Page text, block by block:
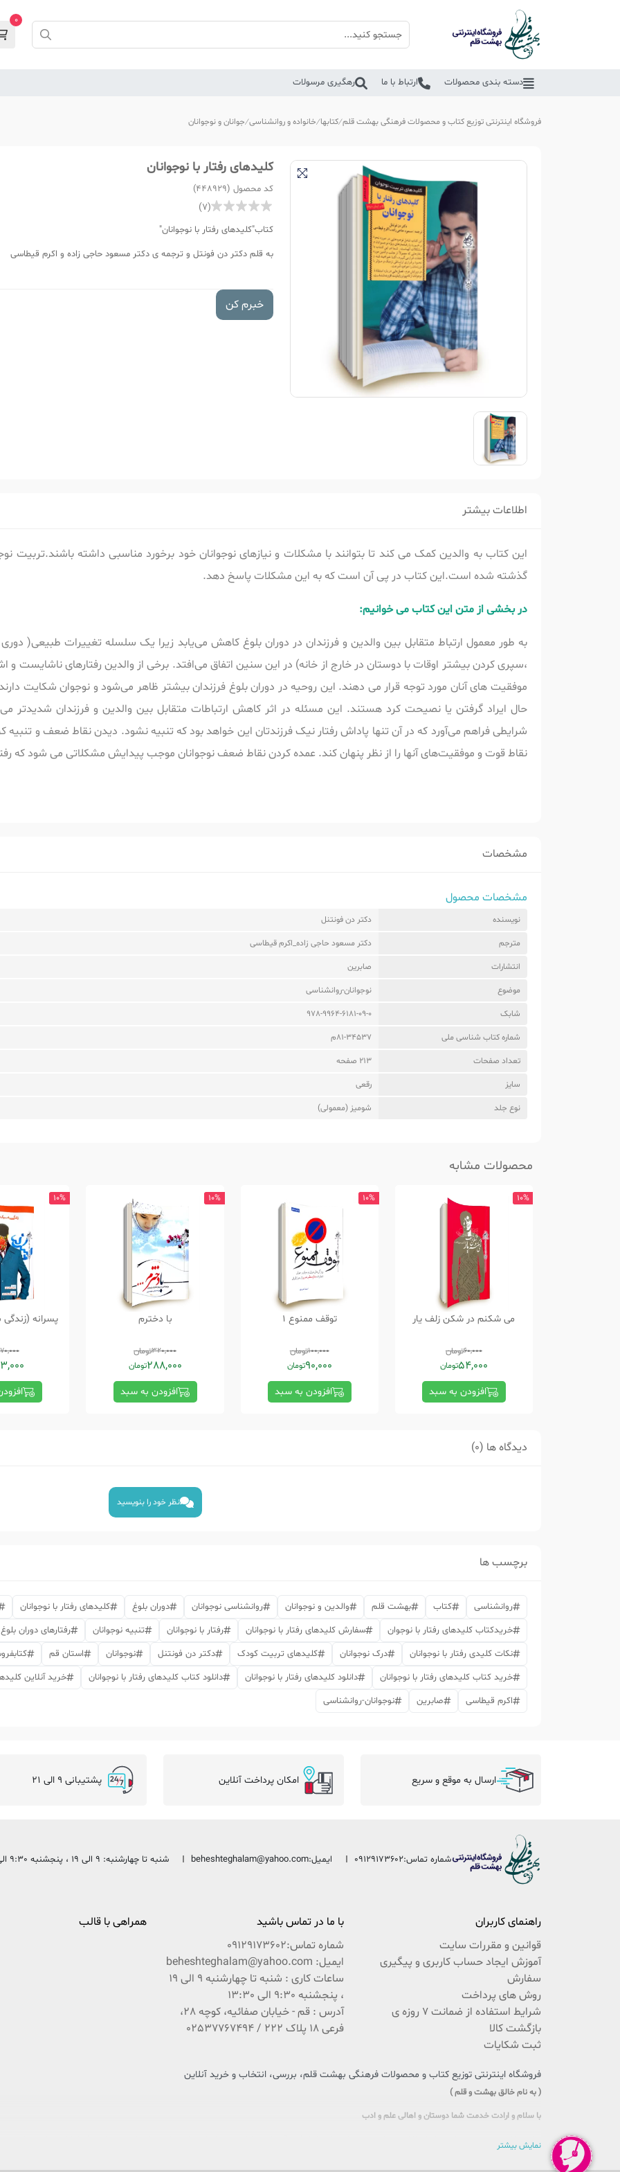
0
دسته بندی محصولات ارتباط با ما رهگیری مرسولات
فروشگاه اینترنتی توزیع کتاب و محصولات فرهنگی بهشت قلم کتابها خانواده و روانشناسی جوانان و نوجوانان
کلیدهای رفتار با نوجوانان
کد محصول (448929)
(7)
کتاب"کلیدهای رفتار با نوجوانان"
به قلم دکتر دن فونتل و ترجمه ی دکتر مسعود حاجی زاده و اکرم قیطاسی
خبرم کن
اطلاعات بیشتر
این کتاب به والدین کمک می کند تا بتوانند با مشکلات و نیازهای نوجوانان خود برخورد مناسبی داشته باشند.تربیت
گذشته شده است.این کتاب در پی آن است که به این مشکلات پاسخ دهد.
در بخشی از متن این کتاب می خوانیم:
به طور معمول ارتباط متقابل بین والدین و فرزندان در دوران بلوغ کاهش می‌یابد زیرا یک سلسله تغییرات طبیعی( دوری
،سپری کردن بیشتر اوقات با دوستان در خارج از خانه) در این سنین اتفاق می‌افتد. برخی از والدین رفتارهای ناشایست و
موفقیت های آنان مورد توجه قرار می دهند. این روحیه در دوران بلوغ فرزندان بیشتر ظاهر می‌شود و نوجوان شکایت
حال ایراد گرفتن یا نصیحت کرد هستند. این مسئله در اثر کاهش ارتباطات متقابل بین والدین و فرزندان شدیدتر
شرایطی فراهم می‌آورد که در آن تنها پاداش رفتار نیک فرزندتان این خواهد بود که تنبیه نشود. دیدن نقاط ضعف و تنبیه
نقاط قوت و موفقیت‌های آنها را از نظر پنهان کند. عمده کردن نقاط ضعف نوجوانان موجب پیدایش مشکلاتی می شود که
مشخصات
مشخصات محصول
نویسنده دکتر دن فونتنل
مترجم دکتر مسعود حاجی زاده_اکرم قیطاسی
انتشارات صابرین
موضوع نوجوانان-روانشناسی
شابک 978-9964-6181-09-0
شماره کتاب شناسی ملی 81-34537م
تعداد صفحات 213 صفحه
سایز رقعی
نوع جلد شومیز (معمولی)
محصولات مشابه
10%
می شکنم در شکن زلف یار
60,000تومان
54,000تومان
افزودن به سبد
10%
توقف ممنوع 1
100,000تومان
90,000تومان
افزودن به سبد
10%
با دخترم
320,000تومان
288,000تومان
افزودن به سبد
10%
پسرانه
70,000
دیدگاه ها (0)
نظر خود را بنویسید
برچسب ها
روانشناسی کتاب بهشت قلم والدین و نوجوانان روانشناسی نوجوانان دوران بلوغ کلیدهای رفتار با نوجوانان
خریدکتاب کلیدهای رفتار با نوجوان
سفارش کلیدهای رفتار با نوجوانان رفتار با نوجوانان تنبیه نوجوانان رفتارهای دوران بلوغ
نکات کلیدی رفتار با نوجوانان
درک نوجوانان کلیدهای تربیت کودک دکتر دن فونتنل نوجوانان استان قم
خرید کتاب کلیدهای رفتار با نوجوانان
دانلود کلیدهای رفتار با نوجوانان دانلود کتاب کلیدهای رفتار با نوجوانان خرید آنلاین
اکرم قیطاسی
صابرین نوجوانان-روانشناسی
ارسال به موقع و سریع امکان پرداخت آنلاین پشتیبانی 9 الی 21
شماره تماس:09129173602 ایمیل:beheshteghalam@yahoo.com شنبه تا چهارشنبه: 9 الی 19 ، پنجشنبه 9:30 الی 13:30
راهنمای کاربران
قوانین و مقررات سایت
آموزش ایجاد حساب کاربری و پیگیری
سفارش
روش های پرداخت
شرایط استفاده از ضمانت 7 روزه ی
بازگشت کالا
ثبت شکایات
با ما در تماس باشید
شماره تماس:09129173602
ایمیل: beheshteghalam@yahoo.com
ساعات کاری : شنبه تا چهارشنبه 9 الی 19
، پنجشنبه 9:30 الی 13:30
آدرس : قم - خیابان صفائیه، کوچه 28،
فرعی 18 پلاک 222 / 02537767494
همراهی با قالب
فروشگاه اینترنتی توزیع کتاب و محصولات فرهنگی بهشت قلم، بررسی، انتخاب و خرید آنلاین
( به نام خالق بهشت و قلم )
با سلام و ارادت خدمت شما دوستان و اهالی علم و ادب
این بار سنگین فرهنگی را، با یاری و مساعدت شما، به دوش بکشد و پُلی باشد بین شما و ناشران و مؤلفان محترم ایران زمین.
نمایش بیشتر